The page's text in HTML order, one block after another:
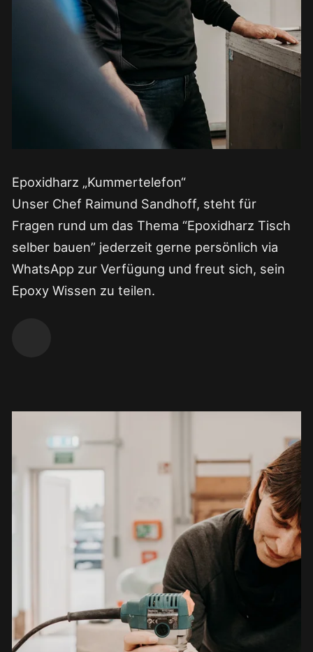
Epoxidharz „Kummertelefon“
Unser Chef Raimund Sandhoff, steht für
Fragen rund um das Thema “Epoxidharz Tisch
selber bauen” jederzeit gerne persönlich via
WhatsApp zur Verfügung und freut sich, sein
Epoxy Wissen zu teilen.